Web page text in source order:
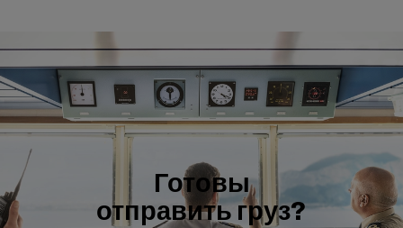
Готовы
отправить груз?